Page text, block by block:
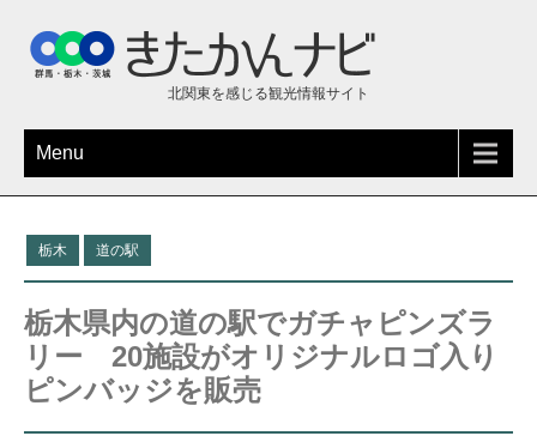
北関東を感じる観光情報サイト
Menu
栃木 道の駅
栃木県内の道の駅でガチャピンズラ
リー 20施設がオリジナルロゴ入り
ピンバッジを販売